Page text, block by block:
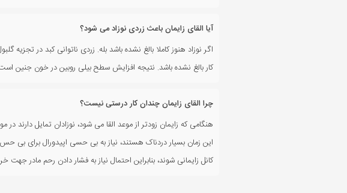
آیا القای زایمان باعث زردی نوزاد می شود؟
اگر نوزاد هنوز کاملا بالغ نشده باشد بله. زردی ناتوانی کبد در
کار بالغ نشده باشد. نتیجه افزایش سطح بیلی روبین در خون جنین
چرا القای زایمان چندان کار درستی نیست؟
هنگامی که زایمان زودتر از موعد القا می شود، نوزادان تمایل دارند
این زمان بسیار دردناک هستند، نیاز به بی حسی اپیدورال برای بی
کانل زایمانی شوند، بنابراین احتمال نیاز به فشار دادن رحم مادر